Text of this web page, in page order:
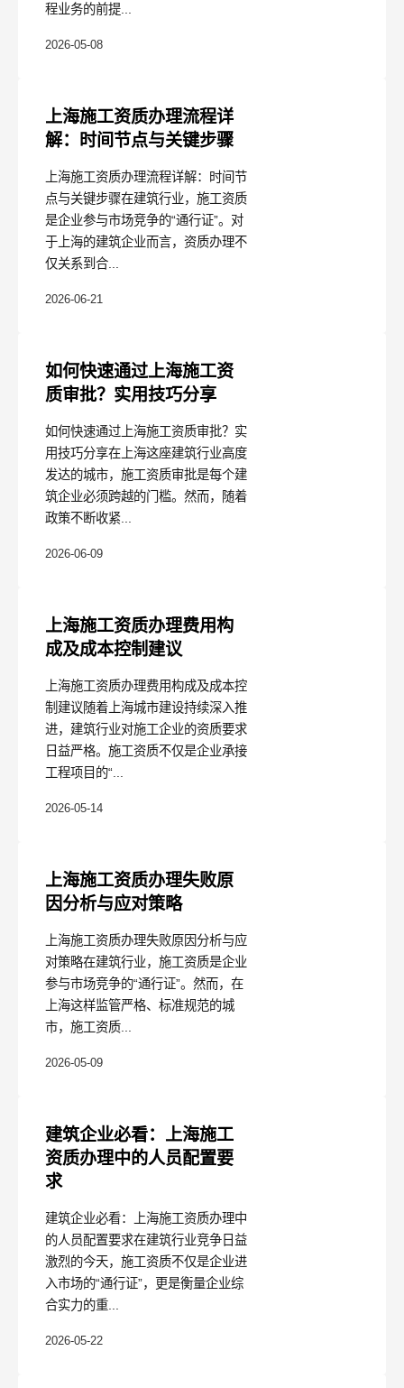
程业务的前提...
2026-05-08
上海施工资质办理流程详
解：时间节点与关键步骤
上海施工资质办理流程详解：时间节
点与关键步骤在建筑行业，施工资质
是企业参与市场竞争的“通行证”。对
于上海的建筑企业而言，资质办理不
仅关系到合...
2026-06-21
如何快速通过上海施工资
质审批？实用技巧分享
如何快速通过上海施工资质审批？实
用技巧分享在上海这座建筑行业高度
发达的城市，施工资质审批是每个建
筑企业必须跨越的门槛。然而，随着
政策不断收紧...
2026-06-09
上海施工资质办理费用构
成及成本控制建议
上海施工资质办理费用构成及成本控
制建议随着上海城市建设持续深入推
进，建筑行业对施工企业的资质要求
日益严格。施工资质不仅是企业承接
工程项目的“...
2026-05-14
上海施工资质办理失败原
因分析与应对策略
上海施工资质办理失败原因分析与应
对策略在建筑行业，施工资质是企业
参与市场竞争的“通行证”。然而，在
上海这样监管严格、标准规范的城
市，施工资质...
2026-05-09
建筑企业必看：上海施工
资质办理中的人员配置要
求
建筑企业必看：上海施工资质办理中
的人员配置要求在建筑行业竞争日益
激烈的今天，施工资质不仅是企业进
入市场的“通行证”，更是衡量企业综
合实力的重...
2026-05-22